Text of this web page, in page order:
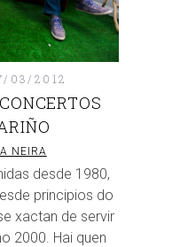
03/2012
NEIRA
desde 1980,
principios do
xactan de servir
2000. Hai quen